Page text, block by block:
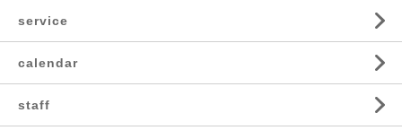
service
calendar
staff